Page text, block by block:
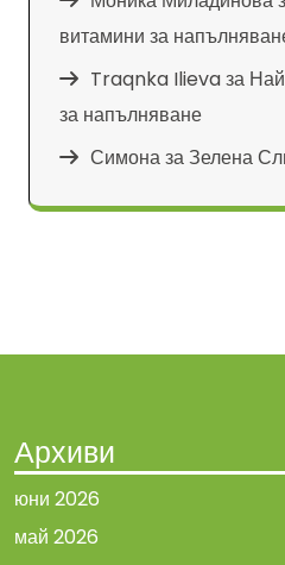
витамини за
Traqnka Ilievaза
за напълняване
СимоназаЗелена
Архиви
юни 2026
май 2026